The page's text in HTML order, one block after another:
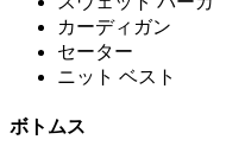
カーディガン
セーター
ニット ベスト
ボトムス